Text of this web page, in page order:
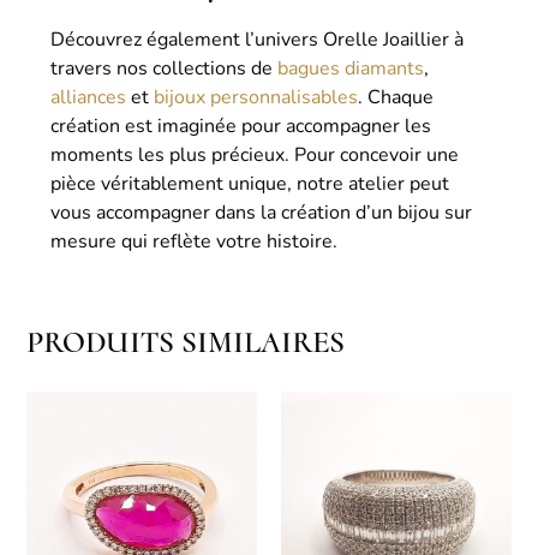
Découvrez également l’univers Orelle Joaillier à
travers nos collections de bagues diamants,
alliances et bijoux personnalisables. Chaque
création est imaginée pour accompagner les
moments les plus précieux. Pour concevoir une
pièce véritablement unique, notre atelier peut
vous accompagner dans la création d’un bijou sur
mesure qui reflète votre histoire.
PRODUITS SIMILAIRES